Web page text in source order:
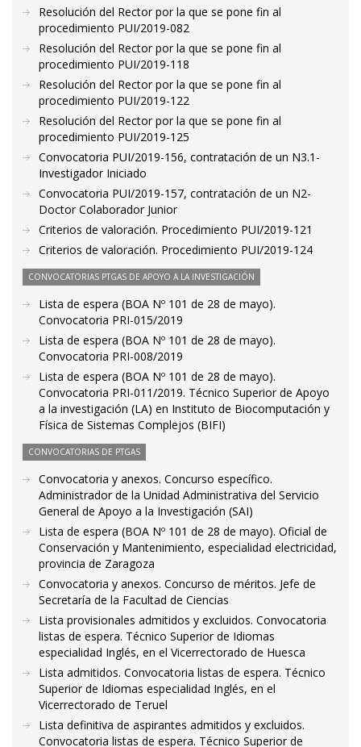
Resolución del Rector por la que se pone fin al
procedimiento PUI/2019-082
Resolución del Rector por la que se pone fin al
procedimiento PUI/2019-118
Resolución del Rector por la que se pone fin al
procedimiento PUI/2019-122
Resolución del Rector por la que se pone fin al
procedimiento PUI/2019-125
Convocatoria PUI/2019-156, contratación de un N3.1-
Investigador Iniciado
Convocatoria PUI/2019-157, contratación de un N2-
Doctor Colaborador Junior
Criterios de valoración. Procedimiento PUI/2019-121
Criterios de valoración. Procedimiento PUI/2019-124
CONVOCATORIAS PTGAS DE APOYO A LA INVESTIGACIÓN
Lista de espera (BOA Nº 101 de 28 de mayo).
Convocatoria PRI-015/2019
Lista de espera (BOA Nº 101 de 28 de mayo).
Convocatoria PRI-008/2019
Lista de espera (BOA Nº 101 de 28 de mayo).
Convocatoria PRI-011/2019. Técnico Superior de Apoyo
a la investigación (LA) en Instituto de Biocomputación y
Física de Sistemas Complejos (BIFI)
CONVOCATORIAS DE PTGAS
Convocatoria y anexos. Concurso específico.
Administrador de la Unidad Administrativa del Servicio
General de Apoyo a la Investigación (SAI)
Lista de espera (BOA Nº 101 de 28 de mayo). Oficial de
Conservación y Mantenimiento, especialidad electricidad,
provincia de Zaragoza
Convocatoria y anexos. Concurso de méritos. Jefe de
Secretaría de la Facultad de Ciencias
Lista provisionales admitidos y excluidos. Convocatoria
listas de espera. Técnico Superior de Idiomas
especialidad Inglés, en el Vicerrectorado de Huesca
Lista admitidos. Convocatoria listas de espera. Técnico
Superior de Idiomas especialidad Inglés, en el
Vicerrectorado de Teruel
Lista definitiva de aspirantes admitidos y excluidos.
Convocatoria listas de espera. Técnico Superior de